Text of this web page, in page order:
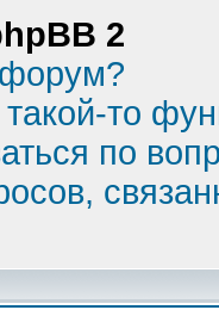
2
форум?
то
по